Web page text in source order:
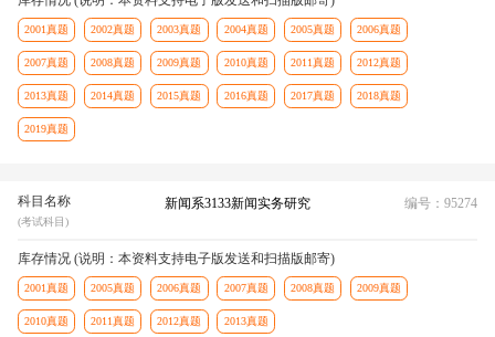
2001真题 2002真题 2003真题 2004真题 2005真题 2006真题
2007真题 2008真题 2009真题 2010真题 2011真题 2012真题
2013真题 2014真题 2015真题 2016真题 2017真题 2018真题
2019真题
科目名称
(考试科目)
新闻系3133新闻实务研究 编号：95274
库存情况 (说明：本资料支持电子版发送和扫描版邮寄)
2001真题 2005真题 2006真题 2007真题 2008真题 2009真题
2010真题 2011真题 2012真题 2013真题